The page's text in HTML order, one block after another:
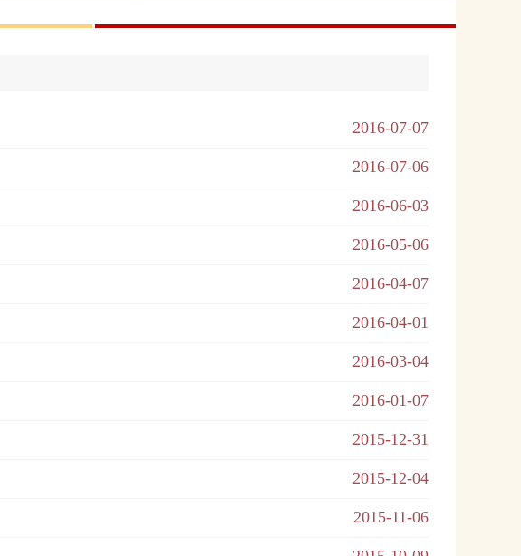
2016-07-07
2016-07-06
2016-06-03
2016-05-06
2016-04-07
2016-04-01
2016-03-04
2016-01-07
2015-12-31
2015-12-04
2015-11-06